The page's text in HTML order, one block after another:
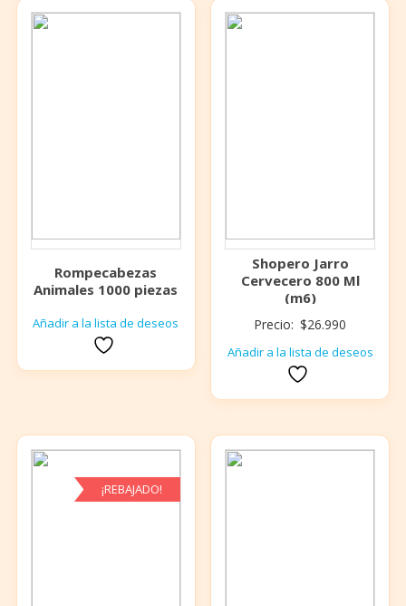
Rompecabezas
Animales 1000 piezas
Añadir a la lista de deseos
Shopero Jarro
Cervecero 800 Ml
(m6)
Precio: $26.990
Añadir a la lista de deseos
¡REBAJADO!